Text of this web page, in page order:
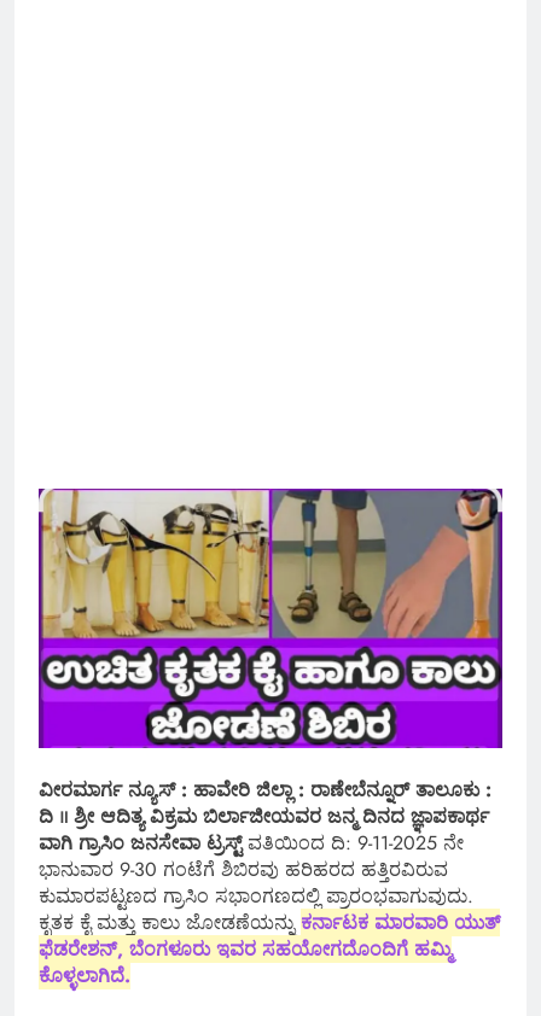
ವೀರಮಾರ್ಗ ನ್ಯೂಸ್ : ಹಾವೇರಿ ಜಿಲ್ಲಾ : ರಾಣೇಬೆನ್ನೂರ್ ತಾಲೂಕು :
ದಿ ॥ ಶ್ರೀ ಆದಿತ್ಯ ವಿಕ್ರಮ ಬಿರ್ಲಾಜೀಯವರ ಜನ್ಮ ದಿನದ ಜ್ಞಾಪಕಾರ್ಥ
ವಾಗಿ ಗ್ರಾಸಿಂ ಜನಸೇವಾ ಟ್ರಸ್ಟ್ವತಿಯಿಂದ ದಿ: 9-11-2025 ನೇ
ಭಾನುವಾರ 9-30 ಗಂಟೆಗೆ ಶಿಬಿರವು ಹರಿಹರದ ಹತ್ತಿರವಿರುವ
ಕುಮಾರಪಟ್ಟಣದ ಗ್ರಾಸಿಂ ಸಭಾಂಗಣದಲ್ಲಿ ಪ್ರಾರಂಭವಾಗುವುದು.
ಕೃತಕ ಕೈ ಮತ್ತು ಕಾಲು ಜೋಡಣೆಯನ್ನು ಕರ್ನಾಟಕ ಮಾರವಾರಿ ಯುತ್
ಫೆಡರೇಶನ್, ಬೆಂಗಳೂರು ಇವರ ಸಹಯೋಗದೊಂದಿಗೆ ಹಮ್ಮಿ
ಕೊಳ್ಳಲಾಗಿದೆ.